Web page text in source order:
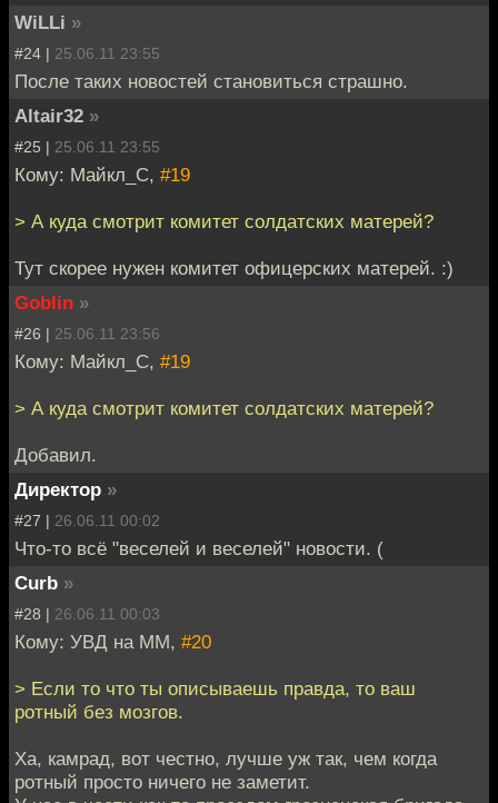
WiLLi »
#24 | 25.06.11 23:55
После таких новостей становиться страшно.
Altair32 »
#25 | 25.06.11 23:55
Кому: Майкл_С, #19
> А куда смотрит комитет солдатских матерей?
Тут скорее нужен комитет офицерских матерей. :)
Goblin »
#26 | 25.06.11 23:56
Кому: Майкл_С, #19
> А куда смотрит комитет солдатских матерей?
Добавил.
Директор »
#27 | 26.06.11 00:02
Что-то всё "веселей и веселей" новости. (
Curb »
#28 | 26.06.11 00:03
Кому: УВД на ММ, #20
> Если то что ты описываешь правда, то ваш
ротный без мозгов.
Ха, камрад, вот честно, лучше уж так, чем когда
ротный просто ничего не заметит.